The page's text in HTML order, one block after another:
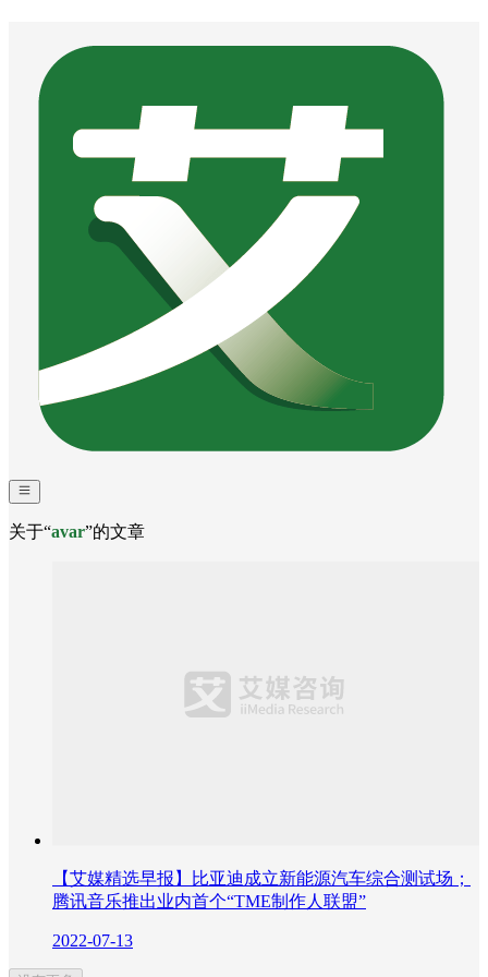
关于“avar”的文章
【艾媒精选早报】比亚迪成立新能源汽车综合测试场；
腾讯音乐推出业内首个“TME制作人联盟”
2022-07-13